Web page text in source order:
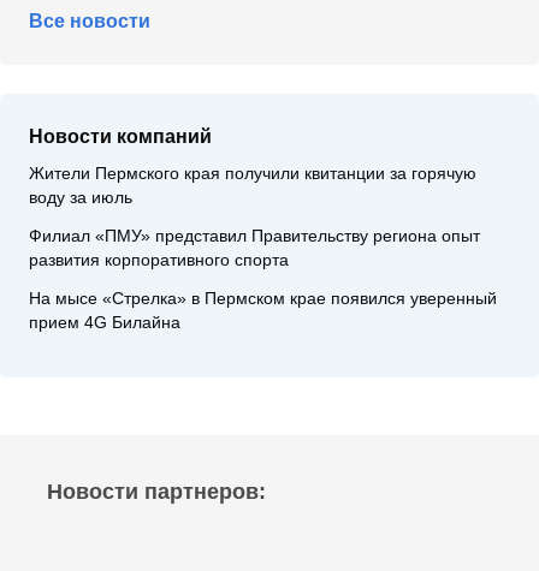
Все новости
Новости компаний
Жители Пермского края получили квитанции за горячую
воду за июль
Филиал «ПМУ» представил Правительству региона опыт
развития корпоративного спорта
На мысе «Стрелка» в Пермском крае появился уверенный
прием 4G Билайна
Новости партнеров: